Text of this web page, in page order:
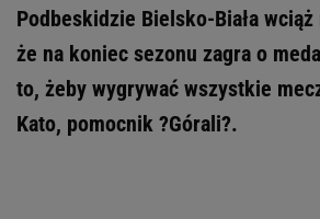
Podbeskidzie Bielsko-Biała
że na koniec sezonu zagra o
to, żeby wygrywać wszystkie
Kato, pomocnik ?Górali?.